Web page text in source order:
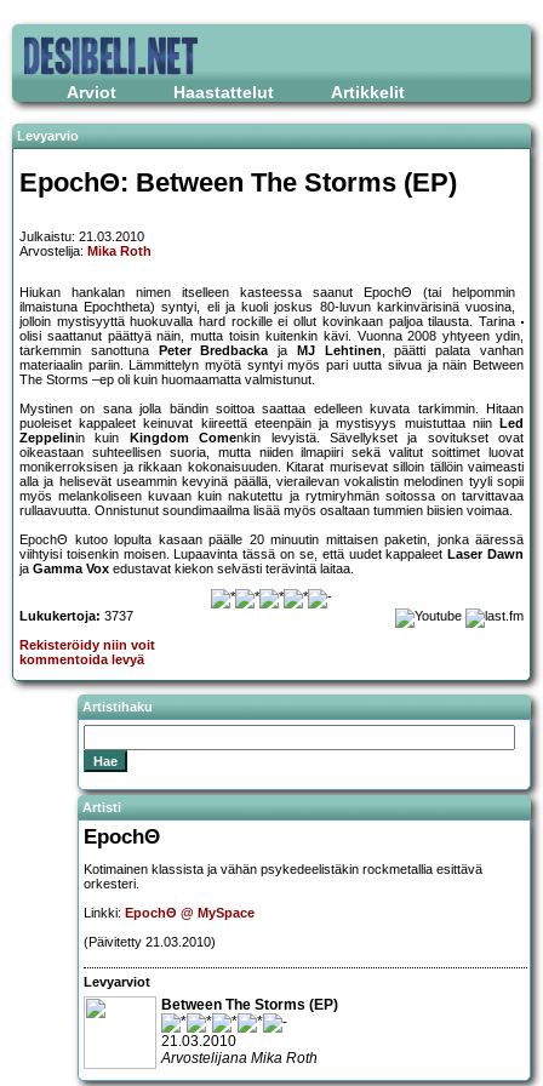
Arviot Haastattelut Artikkelit
Levyarvio
EpochΘ: Between The Storms (EP)
Julkaistu: 21.03.2010
Arvostelija: Mika Roth
Hiukan hankalan nimen itselleen kasteessa saanut EpochΘ (tai helpommin
ilmaistuna Epochtheta) syntyi, eli ja kuoli joskus 80-luvun karkinvärisinä vuosina,
jolloin mystisyyttä huokuvalla hard rockille ei ollut kovinkaan paljoa tilausta. Tarina
olisi saattanut päättyä näin, mutta toisin kuitenkin kävi. Vuonna 2008 yhtyeen ydin,
tarkemmin sanottuna
Peter Bredbackaja MJ Lehtinen, päätti palata vanhan
materiaalin pariin. Lämmittelyn myötä syntyi myös pari uutta siivua ja näin Between
The Storms –ep oli kuin huomaamatta valmistunut.
Mystinen on sana jolla bändin soittoa saattaa edelleen kuvata tarkimmin. Hitaan
puoleiset kappaleet keinuvat kiireettä eteenpäin ja mystisyys muistuttaa niin
Led
Zeppelinin kuin Kingdom Comenkin levyistä. Sävellykset ja sovitukset ovat
oikeastaan suhteellisen suoria, mutta niiden ilmapiiri sekä valitut soittimet luovat
monikerroksisen ja rikkaan kokonaisuuden. Kitarat murisevat silloin tällöin vaimeasti
alla ja helisevät useammin kevyinä päällä, vierailevan vokalistin melodinen tyyli sopii
myös melankoliseen kuvaan kuin nakutettu ja rytmiryhmän soitossa on tarvittavaa
rullaavuutta. Onnistunut soundimaailma lisää myös osaltaan tummien biisien voimaa.
EpochΘ kutoo lopulta kasaan päälle 20 minuutin mittaisen paketin, jonka ääressä
viihtyisi toisenkin moisen. Lupaavinta tässä on se, että uudet kappaleet Laser Dawn
ja Gamma Vox edustavat kiekon selvästi terävintä laitaa.
Lukukertoja: 3737
Rekisteröidy niin voit
kommentoida levyä
Artistihaku
Artisti
EpochΘ
Kotimainen klassista ja vähän psykedeelistäkin rockmetallia esittävä
orkesteri.
Linkki: EpochΘ @ MySpace
(Päivitetty 21.03.2010)
Levyarviot
Between The Storms (EP)
21.03.2010
Arvostelijana Mika Roth